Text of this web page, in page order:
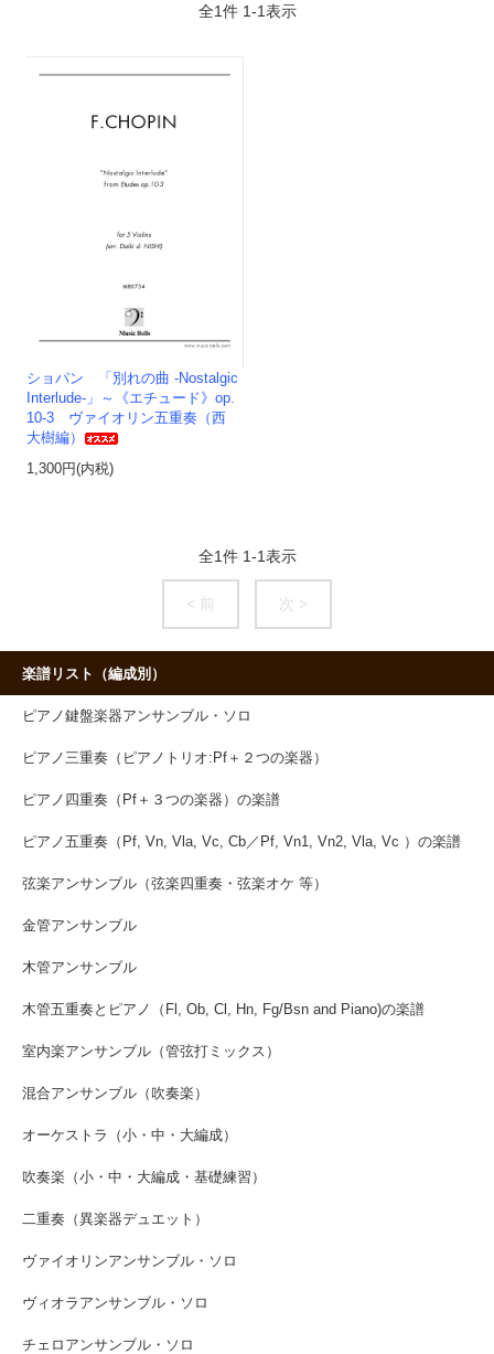
全1件 1-1表示
ショパン 「別れの曲 -Nostalgic
Interlude-」～《エチュード》op.
10-3 ヴァイオリン五重奏（西
大樹編）
1,300円(内税)
全1件 1-1表示
< 前 次 >
楽譜リスト（編成別）
ピアノ鍵盤楽器アンサンブル・ソロ
ピアノ三重奏（ピアノトリオ:Pf＋２つの楽器）
ピアノ四重奏（Pf＋３つの楽器）の楽譜
ピアノ五重奏（Pf, Vn, Vla, Vc, Cb／Pf, Vn1, Vn2, Vla, Vc ）の楽譜
弦楽アンサンブル（弦楽四重奏・弦楽オケ 等）
金管アンサンブル
木管アンサンブル
木管五重奏とピアノ（Fl, Ob, Cl, Hn, Fg/Bsn and Piano)の楽譜
室内楽アンサンブル（管弦打ミックス）
混合アンサンブル（吹奏楽）
オーケストラ（小・中・大編成）
吹奏楽（小・中・大編成・基礎練習）
二重奏（異楽器デュエット）
ヴァイオリンアンサンブル・ソロ
ヴィオラアンサンブル・ソロ
チェロアンサンブル・ソロ